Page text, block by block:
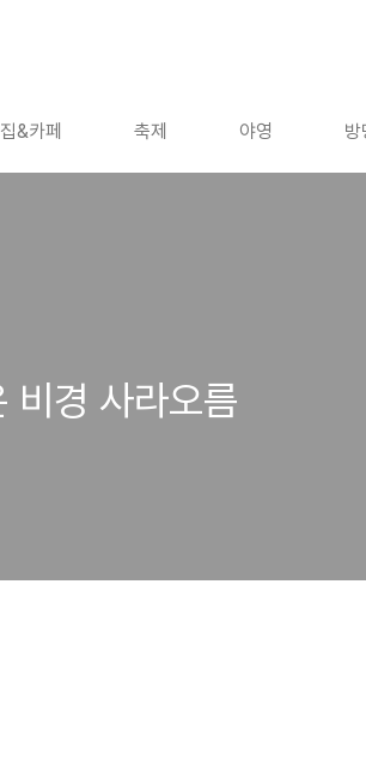
&카페 축제 야영 방
비경 사라오름